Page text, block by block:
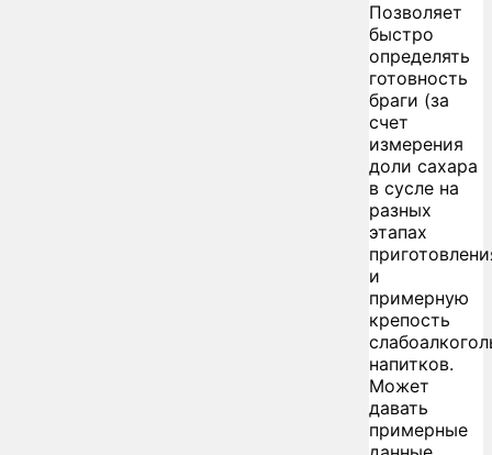
Позволяет
быстро
определять
готовность
браги (за
счет
измерения
доли сахара
в сусле на
разных
этапах
и
примерную
крепость
напитков.
Может
давать
примерные